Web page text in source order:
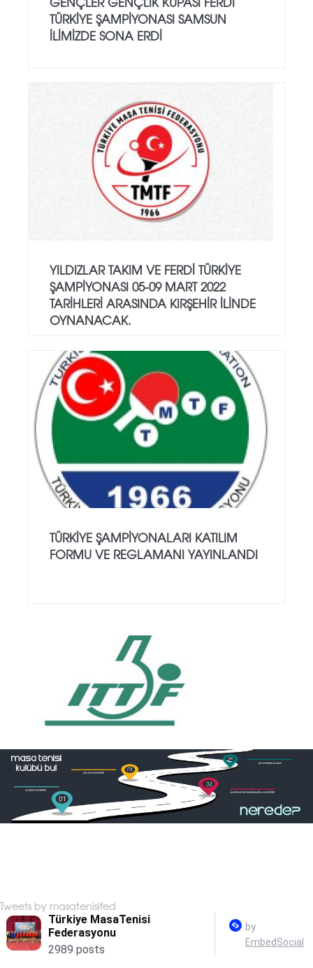
TÜRKİYE ŞAMPİYONASI SAMSUN
İLİMİZDE SONA ERDİ
YILDIZLAR TAKIM VE FERDİ TÜRKİYE
ŞAMPİYONASI 05-09 MART 2022
TARİHLERİ ARASINDA KIRŞEHİR İLİNDE
OYNANACAK.
TÜRKIYE ŞAMPIYONALARI KATILIM
FORMU VE REGLAMANI YAYINLANDI
Tweets by masatenisifed